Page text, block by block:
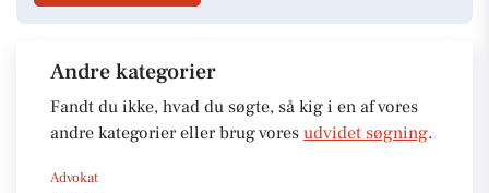
Andre kategorier
Fandt du ikke, hvad du søgte, så kig i en af vores
andre kategorier eller brug vores udvidet søgning.
Advokat